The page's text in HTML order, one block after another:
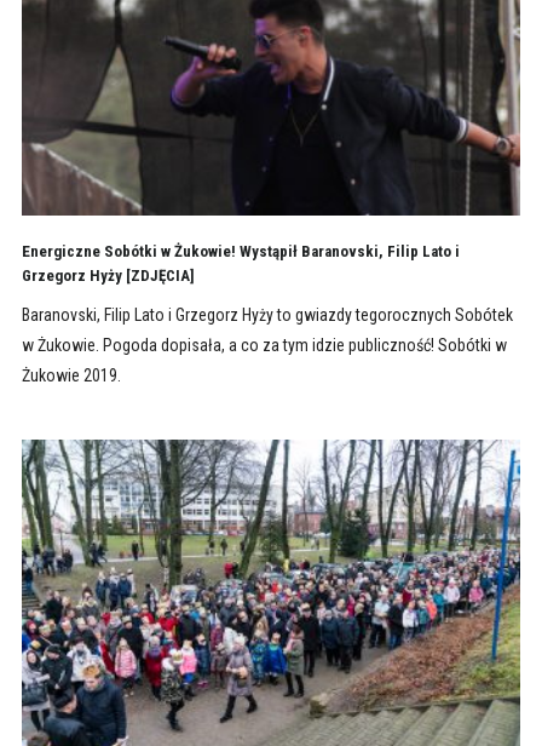
Energiczne Sobótki w Żukowie! Wystąpił Baranovski, Filip Lato i
Grzegorz Hyży [ZDJĘCIA]
Baranovski, Filip Lato i Grzegorz Hyży to gwiazdy tegorocznych Sobótek
w Żukowie. Pogoda dopisała, a co za tym idzie publiczność! Sobótki w
Żukowie 2019.